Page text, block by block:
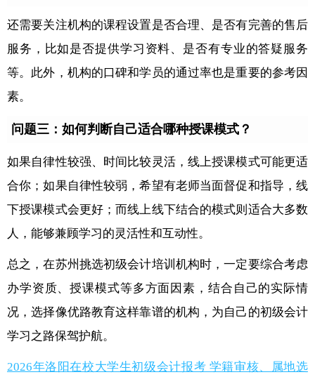
还需要关注机构的课程设置是否合理、是否有完善的售后
服务，比如是否提供学习资料、是否有专业的答疑服务
等。此外，机构的口碑和学员的通过率也是重要的参考因
素。
问题三：如何判断自己适合哪种授课模式？
如果自律性较强、时间比较灵活，线上授课模式可能更适
合你；如果自律性较弱，希望有老师当面督促和指导，线
下授课模式会更好；而线上线下结合的模式则适合大多数
人，能够兼顾学习的灵活性和互动性。
总之，在苏州挑选初级会计培训机构时，一定要综合考虑
办学资质、授课模式等多方面因素，结合自己的实际情
况，选择像优路教育这样靠谱的机构，为自己的初级会计
学习之路保驾护航。
2026年洛阳在校大学生初级会计报考 学籍审核、属地选